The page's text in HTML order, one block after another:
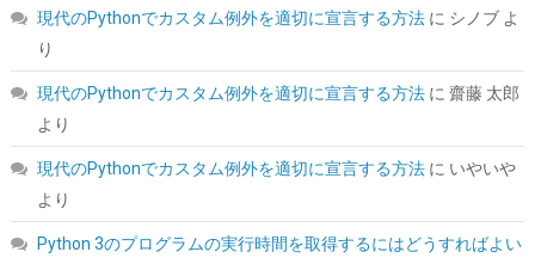
玄人志向 電源ユニット 650W ATX 電源 80 PLUS ブロンズ PC電源
静音ファン ブラック 【メーカー正規出品】 KRPW-BD650W/85+
(54012) GBP 24.00 (2026-08-06 04:03 GMT +09:00 時点 -詳細はこ
現代のPythonでカスタム例外を適切に宣言する方法に シノブよ
り
現代のPythonでカスタム例外を適切に宣言する方法に 齋藤 太郎
より
現代のPythonでカスタム例外を適切に宣言する方法に いやいや
より
Python 3のプログラムの実行時間を取得するにはどうすればよい